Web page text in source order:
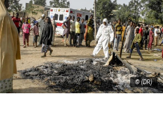
© (DR)